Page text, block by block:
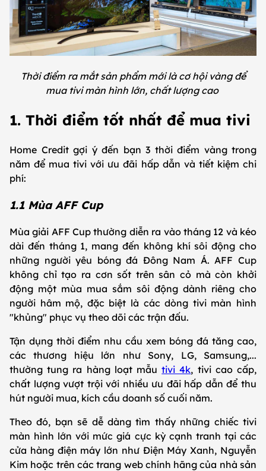
Thời điểm ra mắt sản phẩm mới là cơ hội vàng để
mua tivi màn hình lớn, chất lượng cao
1. Thời điểm tốt nhất để mua tivi
Home Credit gợi ý đến bạn 3 thời điểm vàng trong
năm để mua tivi với ưu đãi hấp dẫn và tiết kiệm chi
phí:
1.1 Mùa AFF Cup
Mùa giải AFF Cup thường diễn ra vào tháng 12 và kéo
dài đến tháng 1, mang đến không khí sôi động cho
những người yêu bóng đá Đông Nam Á. AFF Cup
không chỉ tạo ra cơn sốt trên sân cỏ mà còn khởi
động một mùa mua sắm sôi động dành riêng cho
người hâm mộ, đặc biệt là các dòng tivi màn hình
"khủng" phục vụ theo dõi các trận đấu.
Tận dụng thời điểm nhu cầu xem bóng đá tăng cao,
các thương hiệu lớn như Sony, LG, Samsung,...
thường tung ra hàng loạt mẫutivi 4k, tivi cao cấp,
chất lượng vượt trội với nhiều ưu đãi hấp dẫn để thu
hút người mua, kích cầu doanh số cuối năm.
Theo đó, bạn sẽ dễ dàng tìm thấy những chiếc tivi
màn hình lớn với mức giá cực kỳ cạnh tranh tại các
cửa hàng điện máy lớn như Điện Máy Xanh, Nguyễn
Kim hoặc trên các trang web chính hãng của nhà sản